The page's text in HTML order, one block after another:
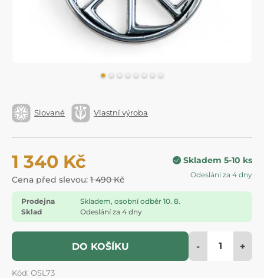
Slované Vlastní výroba
1 340 Kč
Cena před slevou: 1 490 Kč
Skladem 5-10 ks
Odeslání za 4 dny
Prodejna
Skladem, osobní odběr 10. 8.
Sklad
Odeslání za 4 dny
DO KOŠÍKU - +
Kód: OSL73